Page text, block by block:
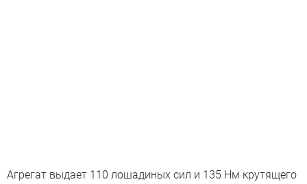
Агрегат выдает 110 лошадиных сил и 135 Нм крутящего